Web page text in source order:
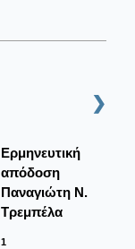
❯
Ερμηνευτική
απόδοση
Παναγιώτη Ν.
Τρεμπέλα
1